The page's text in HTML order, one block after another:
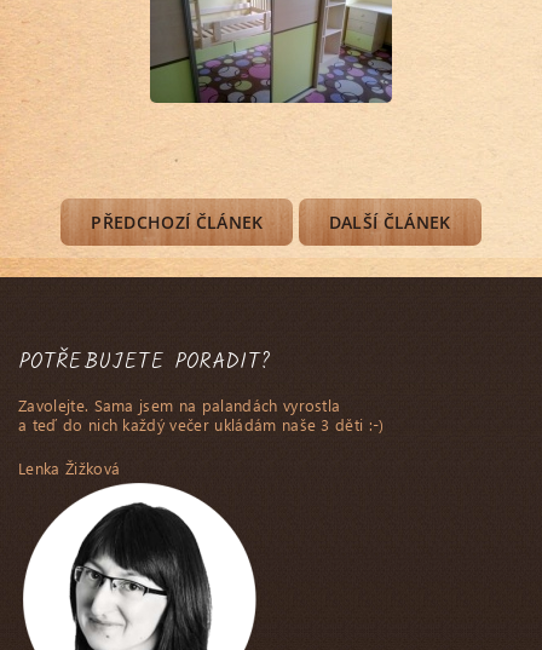
PŘEDCHOZÍ ČLÁNEK DALŠÍ ČLÁNEK
POTŘEBUJETE PORADIT?
Zavolejte. Sama jsem na palandách vyrostla
a teď do nich každý večer ukládám naše 3 děti :-)
Lenka Žižková